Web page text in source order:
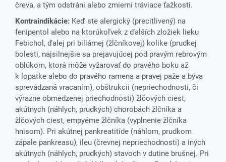
čreva, a tým odstráni alebo zmierni tráviace ťažkosti.
Kontraindikácie: Keď ste alergický (precitlivený) na
fenipentol alebo na ktorúkoľvek z ďalších zložiek lieku
Febichol, ďalej pri biliárnej (žlčníkovej) kolike (prudkej
bolesti, najsilnejšie sa prejavujúcej pod pravým rebrovým
oblúkom, ktorá môže vyžarovať do pravého boku až
k lopatke alebo do pravého ramena a pravej paže a býva
sprevádzaná vracaním), obštrukcii (nepriechodnosti, či
výrazne obmedzenej priechodnosti) žlčových ciest,
akútnych (náhlych, prudkých) chorobách žlčníka a
žlčových ciest, empyéme žlčníka (vyplnenie žlčníka
hnisom). Pri akútnej pankreatitíde (náhlom, prudkom
zápale pankreasu), ileu (črevnej nepriechodnosti) a iných
akútnych (náhlych, prudkých) stavoch v dutine brušnej. Pri